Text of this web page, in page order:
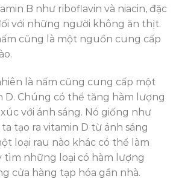
B như riboflavin và niacin, đặc
với những người không ăn thịt.
cũng là một nguồn cung cấp
là nấm cũng cung cấp một
D. Chúng có thể tăng hàm lượng
với ánh sáng. Nó giống như
tạo ra vitamin D từ ánh sáng
loại rau nào khác có thể làm
tìm những loại có hàm lượng
cửa hàng tạp hóa gần nhà.